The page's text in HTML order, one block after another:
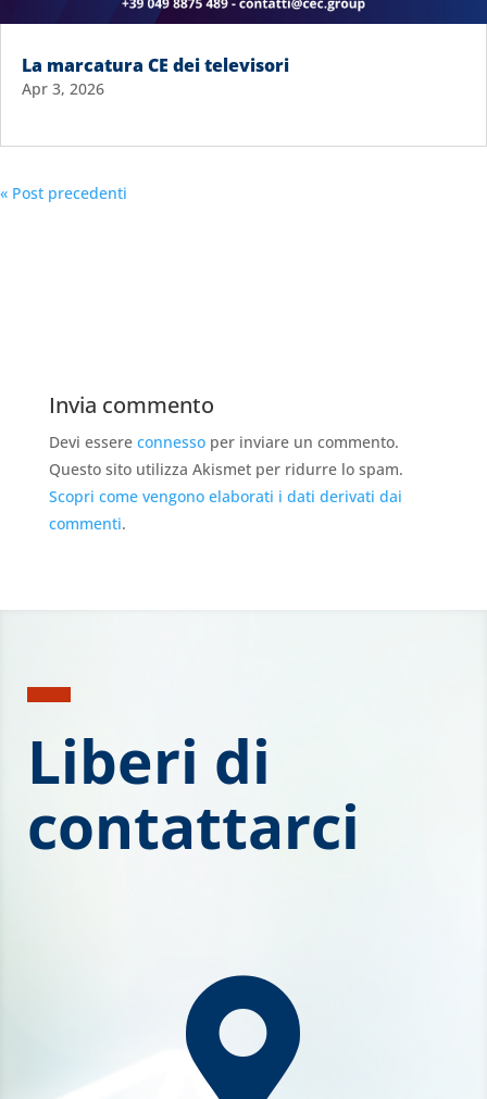
La marcatura CE dei televisori
Apr 3, 2026
« Post precedenti
Invia commento
Devi essere connessoper inviare un commento.
Questo sito utilizza Akismet per ridurre lo spam.
Scopri come vengono elaborati i dati derivati dai
commenti.
Liberi di
contattarci
